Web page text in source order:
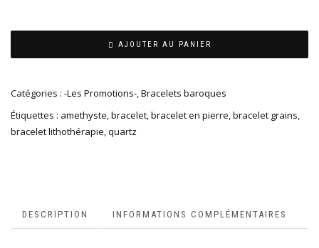
AJOUTER AU PANIER
Catégories : -Les Promotions-,Bracelets baroques
Étiquettes : amethyste,bracelet,bracelet en pierre,bracelet grains,
bracelet lithothérapie,quartz
DESCRIPTION INFORMATIONS COMPLÉMENTAIRES